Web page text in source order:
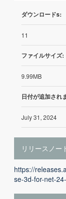
ダウンロードs:
11
ファイルサイズ:
9.99MB
日付が追加され
July 31, 2024
リリースノー
https://
se-3d-for-net-